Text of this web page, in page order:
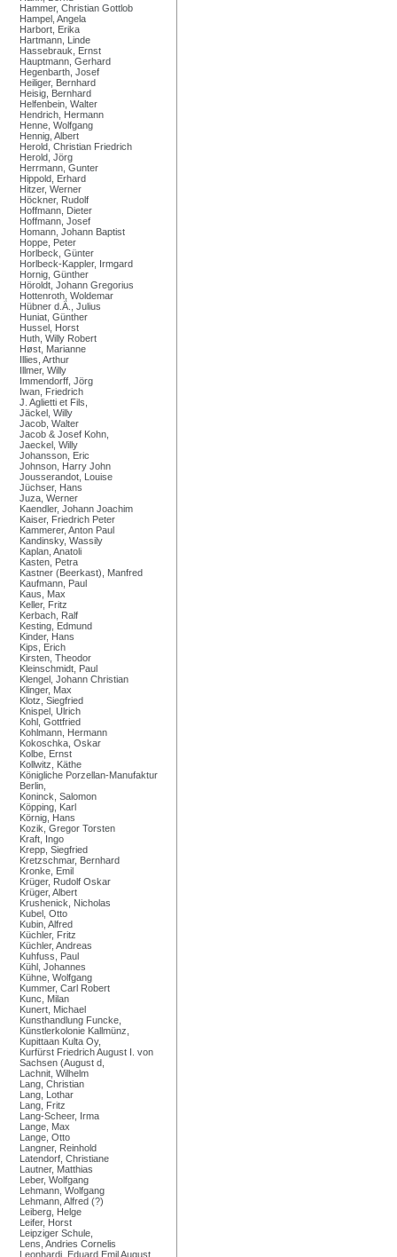
Hammer, Christian Gottlob
Hampel, Angela
Harbort, Erika
Hartmann, Linde
Hassebrauk, Ernst
Hauptmann, Gerhard
Hegenbarth, Josef
Heiliger, Bernhard
Heisig, Bernhard
Helfenbein, Walter
Hendrich, Hermann
Henne, Wolfgang
Hennig, Albert
Herold, Christian Friedrich
Herold, Jörg
Herrmann, Gunter
Hippold, Erhard
Hitzer, Werner
Höckner, Rudolf
Hoffmann, Dieter
Hoffmann, Josef
Homann, Johann Baptist
Hoppe, Peter
Horlbeck, Günter
Horlbeck-Kappler, Irmgard
Hornig, Günther
Höroldt, Johann Gregorius
Hottenroth, Woldemar
Hübner d.Ä., Julius
Huniat, Günther
Hussel, Horst
Huth, Willy Robert
Høst, Marianne
Illies, Arthur
Illmer, Willy
Immendorff, Jörg
Iwan, Friedrich
J. Aglietti et Fils,
Jäckel, Willy
Jacob, Walter
Jacob & Josef Kohn,
Jaeckel, Willy
Johansson, Eric
Johnson, Harry John
Jousserandot, Louise
Jüchser, Hans
Juza, Werner
Kaendler, Johann Joachim
Kaiser, Friedrich Peter
Kammerer, Anton Paul
Kandinsky, Wassily
Kaplan, Anatoli
Kasten, Petra
Kastner (Beerkast), Manfred
Kaufmann, Paul
Kaus, Max
Keller, Fritz
Kerbach, Ralf
Kesting, Edmund
Kinder, Hans
Kips, Erich
Kirsten, Theodor
Kleinschmidt, Paul
Klengel, Johann Christian
Klinger, Max
Klotz, Siegfried
Knispel, Ulrich
Kohl, Gottfried
Kohlmann, Hermann
Kokoschka, Oskar
Kolbe, Ernst
Kollwitz, Käthe
Königliche Porzellan-Manufaktur
Berlin,
Koninck, Salomon
Köpping, Karl
Körnig, Hans
Kozik, Gregor Torsten
Kraft, Ingo
Krepp, Siegfried
Kretzschmar, Bernhard
Kronke, Emil
Krüger, Rudolf Oskar
Krüger, Albert
Krushenick, Nicholas
Kubel, Otto
Kubin, Alfred
Küchler, Fritz
Küchler, Andreas
Kuhfuss, Paul
Kühl, Johannes
Kühne, Wolfgang
Kummer, Carl Robert
Kunc, Milan
Kunert, Michael
Kunsthandlung Funcke,
Künstlerkolonie Kallmünz,
Kupittaan Kulta Oy,
Kurfürst Friedrich August I. von
Sachsen (August d,
Lachnit, Wilhelm
Lang, Christian
Lang, Lothar
Lang, Fritz
Lang-Scheer, Irma
Lange, Max
Lange, Otto
Langner, Reinhold
Latendorf, Christiane
Lautner, Matthias
Leber, Wolfgang
Lehmann, Wolfgang
Lehmann, Alfred (?)
Leiberg, Helge
Leifer, Horst
Leipziger Schule,
Lens, Andries Cornelis
Leonhardi, Eduard Emil August